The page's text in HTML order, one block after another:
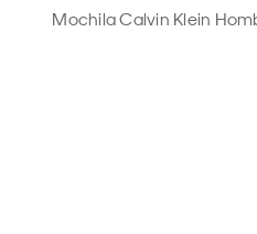
Mochila Calvin Klein